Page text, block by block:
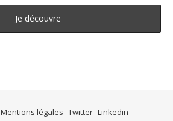
Mentions légales Twitter Linkedin